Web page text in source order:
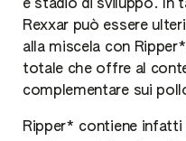
e stadio di sviluppo. In
Rexxar può essere
alla miscela con
totale che offre al
complementare sui
Ripper* contiene